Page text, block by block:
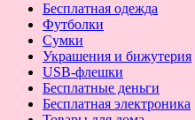
Бесплатная одежда
Футболки
Сумки
Украшения и бижутерия
USB-флешки
Бесплатные деньги
Бесплатная электроника